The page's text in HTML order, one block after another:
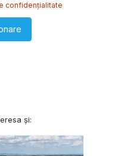
confidențialitate
și: